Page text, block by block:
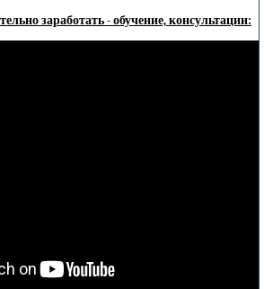
заработать - обучение, консультации: